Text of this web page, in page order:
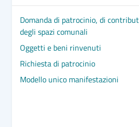
Domanda di patrocinio, di
degli spazi comunali
Oggetti e beni rinvenuti
Richiesta di patrocinio
Modello unico manifestazioni